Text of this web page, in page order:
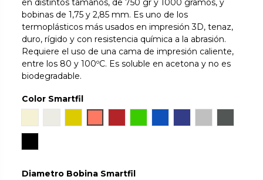
en distintos tamaños, de 750 gr y 1000 gramos, y
bobinas de 1,75 y 2,85 mm. Es uno de los
termoplásticos más usados en impresión 3D, tenaz,
duro, rígido y con resistencia química a la abrasión.
Requiere el uso de una cama de impresión caliente,
entre los 80 y 100ºC. Es soluble en acetona y no es
biodegradable.
Color Smartfil
Diametro Bobina Smartfil